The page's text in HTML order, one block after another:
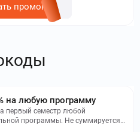
промокод
на любую программу
первый семестр любой
программы. Не суммируется с